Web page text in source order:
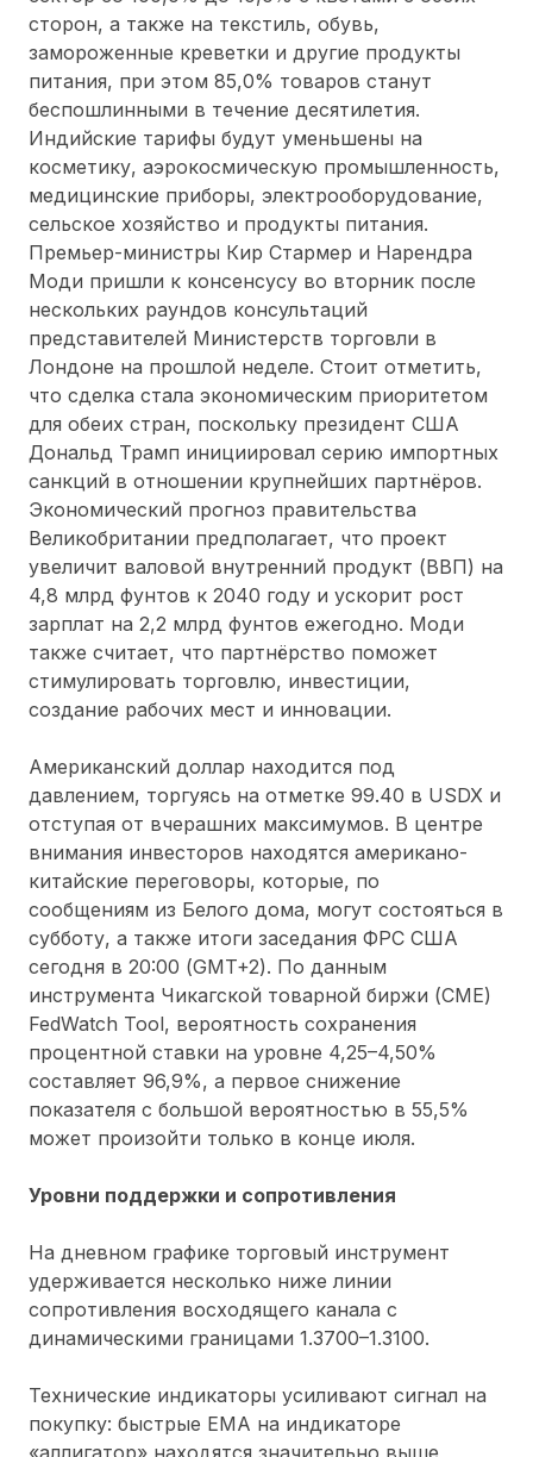
сторон, а также на текстиль, обувь,
замороженные креветки и другие продукты
питания, при этом 85,0% товаров станут
беспошлинными в течение десятилетия.
Индийские тарифы будут уменьшены на
косметику, аэрокосмическую промышленность,
медицинские приборы, электрооборудование,
сельское хозяйство и продукты питания.
Премьер-министры Кир Стармер и Нарендра
Моди пришли к консенсусу во вторник после
нескольких раундов консультаций
представителей Министерств торговли в
Лондоне на прошлой неделе. Стоит отметить,
что сделка стала экономическим приоритетом
для обеих стран, поскольку президент США
Дональд Трамп инициировал серию импортных
санкций в отношении крупнейших партнёров.
Экономический прогноз правительства
Великобритании предполагает, что проект
увеличит валовой внутренний продукт (ВВП) на
4,8 млрд фунтов к 2040 году и ускорит рост
зарплат на 2,2 млрд фунтов ежегодно. Моди
также считает, что партнёрство поможет
стимулировать торговлю, инвестиции,
создание рабочих мест и инновации.
Американский доллар находится под
давлением, торгуясь на отметке 99.40 в USDX и
отступая от вчерашних максимумов. В центре
внимания инвесторов находятся американо-
китайские переговоры, которые, по
сообщениям из Белого дома, могут состояться в
субботу, а также итоги заседания ФРС США
сегодня в 20:00 (GMT+2). По данным
инструмента Чикагской товарной биржи (CME)
FedWatch Tool, вероятность сохранения
процентной ставки на уровне 4,25–4,50%
составляет 96,9%, а первое снижение
показателя с большой вероятностью в 55,5%
может произойти только в конце июля.
Уровни поддержки и сопротивления
На дневном графике торговый инструмент
удерживается несколько ниже линии
сопротивления восходящего канала с
динамическими границами 1.3700–1.3100.
Технические индикаторы усиливают сигнал на
покупку: быстрые ЕМА на индикаторе
«аллигатор» находятся значительно выше